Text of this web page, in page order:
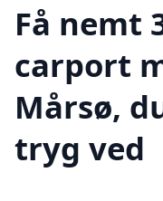
Få nemt
carport
Mårsø,
tryg ved